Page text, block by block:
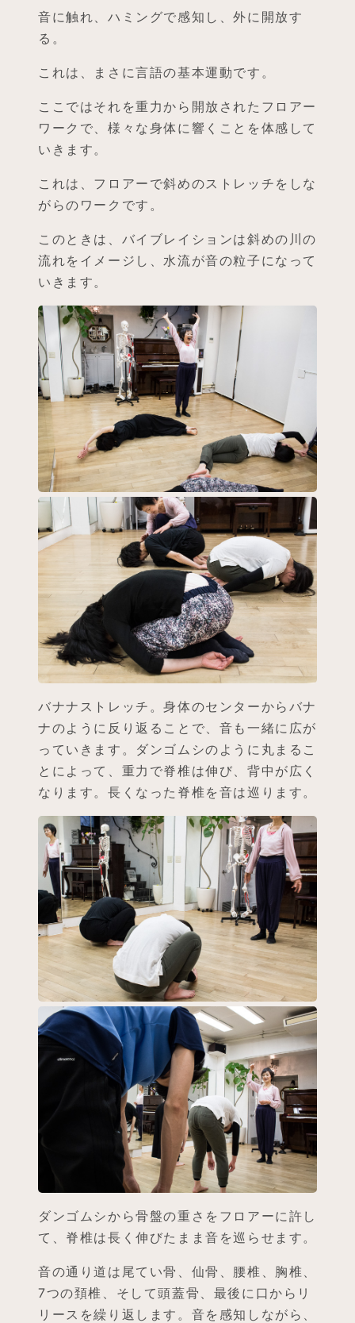
音に触れ、ハミングで感知し、外に開放す
る。
これは、まさに言語の基本運動です。
ここではそれを重力から開放されたフロアー
ワークで、様々な身体に響くことを体感して
いきます。
これは、フロアーで斜めのストレッチをしな
がらのワークです。
このときは、バイブレイションは斜めの川の
流れをイメージし、水流が音の粒子になって
いきます。
バナナストレッチ。身体のセンターからバナ
ナのように反り返ることで、音も一緒に広が
っていきます。ダンゴムシのように丸まるこ
とによって、重力で脊椎は伸び、背中が広く
なります。長くなった脊椎を音は巡ります。
ダンゴムシから骨盤の重さをフロアーに許し
て、脊椎は長く伸びたまま音を巡らせます。
音の通り道は尾てい骨、仙骨、腰椎、胸椎、
7つの頚椎、そして頭蓋骨、最後に口からリ
リースを繰り返します。音を感知しながら、